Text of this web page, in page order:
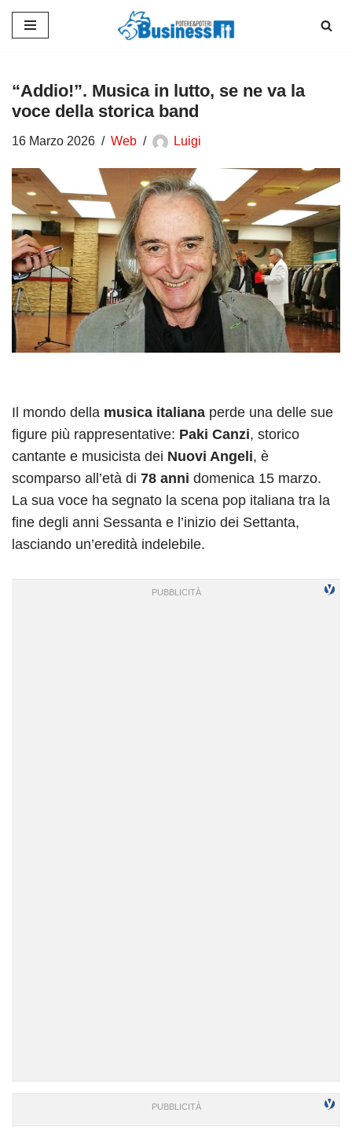
contenuto
“Addio!”. Musica in lutto, se ne va la
voce della storica band
16 Marzo 2026 Web Luigi
Il mondo della musica italiana perde una delle sue
figure più rappresentative: Paki Canzi, storico
cantante e musicista dei Nuovi Angeli, è
scomparso all’età di 78 anni domenica 15 marzo.
La sua voce ha segnato la scena pop italiana tra la
fine degli anni Sessanta e l’inizio dei Settanta,
lasciando un’eredità indelebile.